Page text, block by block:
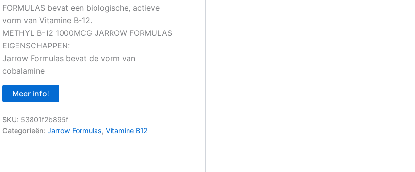
FORMULAS bevat een biologische, actieve
vorm van Vitamine B-12.
METHYL B-12 1000MCG JARROW FORMULAS
EIGENSCHAPPEN:
Jarrow Formulas bevat de vorm van
cobalamine
Meer info!
SKU: 53801f2b895f
Categorieën: Jarrow Formulas, Vitamine B12